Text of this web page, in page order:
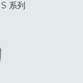
S 系列